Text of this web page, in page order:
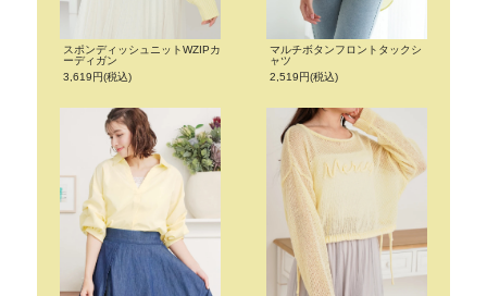
スポンディッシュニットWZIPカ
ーディガン
3,619円(税込)
マルチボタンフロントタックシ
ャツ
2,519円(税込)